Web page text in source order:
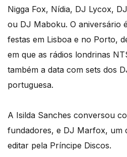
Nigga Fox, Nídia, DJ Lycox,
ou DJ Maboku. O aniversário
festas em Lisboa e no Porto,
em que as rádios londrinas
também a data com sets dos
portuguesa.
A Isilda Sanches conversou
fundadores, e DJ Marfox, um
editar pela Príncipe Discos.